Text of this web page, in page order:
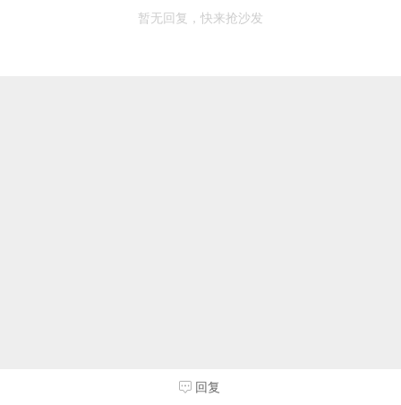
暂无回复，快来抢沙发
回复